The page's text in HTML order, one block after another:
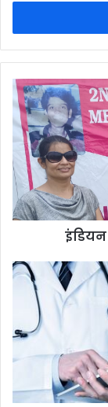
इंडियन